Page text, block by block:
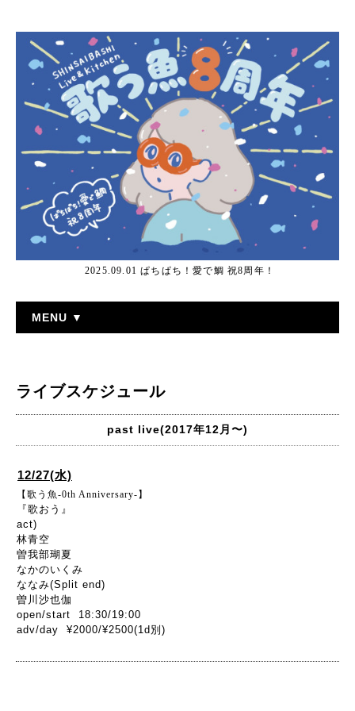
2025.09.01 ぱちぱち！愛で鯛 祝8周年！
MENU ▼
ライブスケジュール
past live(2017年12月〜)
12/27(水)
【歌う魚-0th Anniversary-】
『歌おう』
act)
林青空
曽我部瑚夏
なかのいくみ
ななみ(Split end)
曽川沙也伽
open/start 18:30/19:00
adv/day ¥2000/¥2500(1d別)